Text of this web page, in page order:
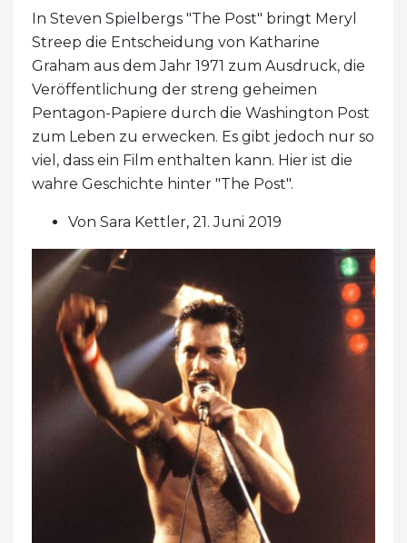
In Steven Spielbergs "The Post" bringt Meryl
Streep die Entscheidung von Katharine
Graham aus dem Jahr 1971 zum Ausdruck, die
Veröffentlichung der streng geheimen
Pentagon-Papiere durch die Washington Post
zum Leben zu erwecken. Es gibt jedoch nur so
viel, dass ein Film enthalten kann. Hier ist die
wahre Geschichte hinter "The Post".
Von Sara Kettler, 21. Juni 2019